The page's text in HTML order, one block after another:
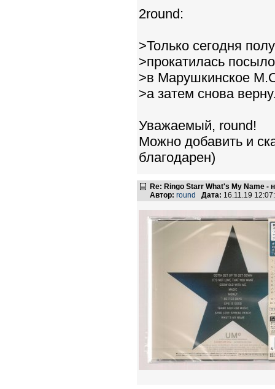
2round:
>Только сегодня
>прокатилась
>в Марушкинское
>а затем снова
Уважаемый, round!
Можно добавить и
благодарен)
Re: Ringo Starr What's My Name
Автор: round Дата: 16.11.19